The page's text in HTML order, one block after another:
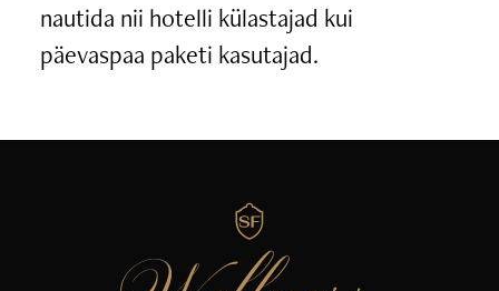
nautida nii hotelli külastajad kui
päevaspaa paketi kasutajad.